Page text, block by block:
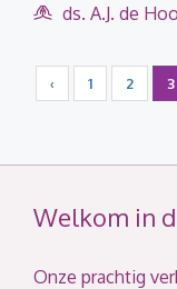
ds. A.J. de
‹ 1 2 3
Welkom in
Onze prachtig